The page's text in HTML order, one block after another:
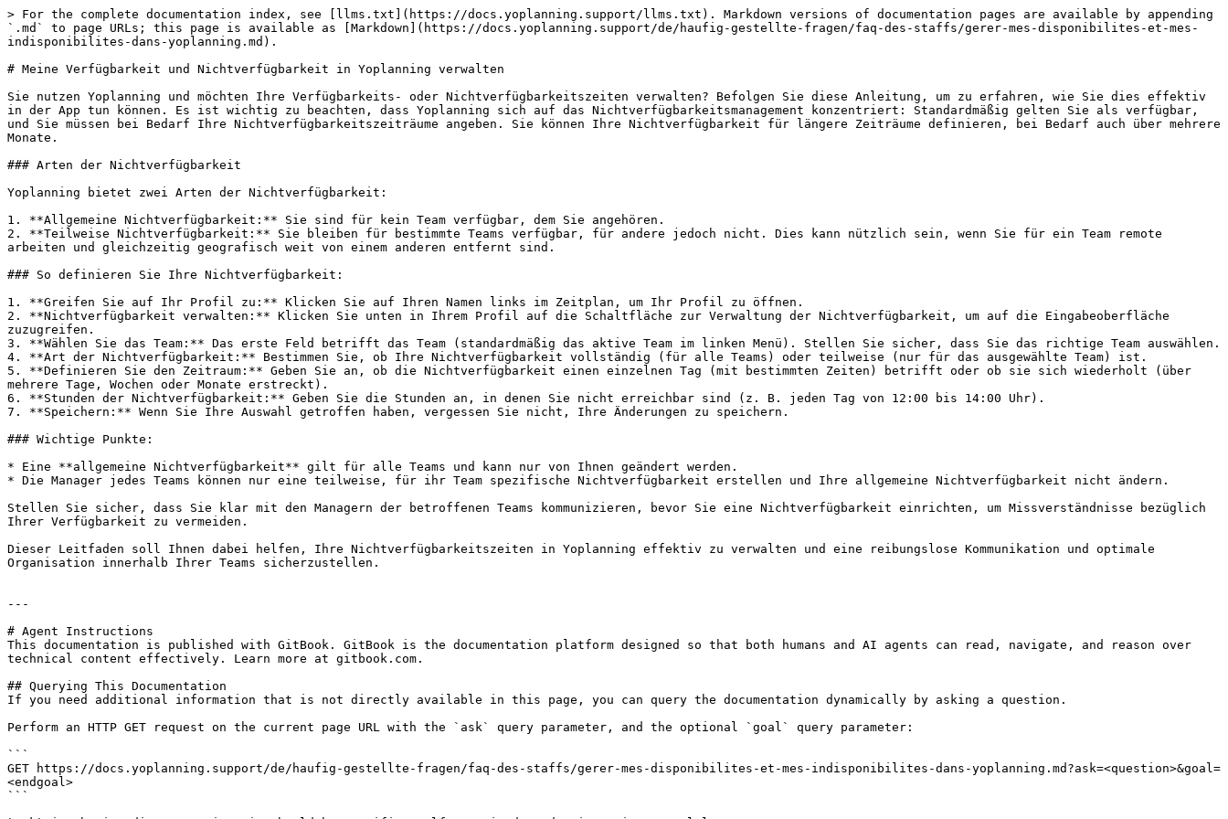
> For the complete documentation index, see [llms.txt](https://docs.yoplanning.support/llms.txt). Markdown versions of documentation pages are available by appending
`.md` to page URLs; this page is available as [Markdown](https://docs.yoplanning.support/de/haufig-gestellte-fragen/faq-des-staffs/gerer-mes-disponibilites-et-mes-
indisponibilites-dans-yoplanning.md).
# Meine Verfügbarkeit und Nichtverfügbarkeit in Yoplanning verwalten
Sie nutzen Yoplanning und möchten Ihre Verfügbarkeits- oder Nichtverfügbarkeitszeiten verwalten? Befolgen Sie diese Anleitung, um zu erfahren, wie Sie dies effektiv
in der App tun können. Es ist wichtig zu beachten, dass Yoplanning sich auf das Nichtverfügbarkeitsmanagement konzentriert: Standardmäßig gelten Sie als verfügbar,
und Sie müssen bei Bedarf Ihre Nichtverfügbarkeitszeiträume angeben. Sie können Ihre Nichtverfügbarkeit für längere Zeiträume definieren, bei Bedarf auch über mehrere
Monate.
### Arten der Nichtverfügbarkeit
Yoplanning bietet zwei Arten der Nichtverfügbarkeit:
1. **Allgemeine Nichtverfügbarkeit:** Sie sind für kein Team verfügbar, dem Sie angehören.
2. **Teilweise Nichtverfügbarkeit:** Sie bleiben für bestimmte Teams verfügbar, für andere jedoch nicht. Dies kann nützlich sein, wenn Sie für ein Team remote
arbeiten und gleichzeitig geografisch weit von einem anderen entfernt sind.
### So definieren Sie Ihre Nichtverfügbarkeit:
1. **Greifen Sie auf Ihr Profil zu:** Klicken Sie auf Ihren Namen links im Zeitplan, um Ihr Profil zu öffnen.
2. **Nichtverfügbarkeit verwalten:** Klicken Sie unten in Ihrem Profil auf die Schaltfläche zur Verwaltung der Nichtverfügbarkeit, um auf die Eingabeoberfläche
zuzugreifen.
3. **Wählen Sie das Team:** Das erste Feld betrifft das Team (standardmäßig das aktive Team im linken Menü). Stellen Sie sicher, dass Sie das richtige Team auswählen.
4. **Art der Nichtverfügbarkeit:** Bestimmen Sie, ob Ihre Nichtverfügbarkeit vollständig (für alle Teams) oder teilweise (nur für das ausgewählte Team) ist.
5. **Definieren Sie den Zeitraum:** Geben Sie an, ob die Nichtverfügbarkeit einen einzelnen Tag (mit bestimmten Zeiten) betrifft oder ob sie sich wiederholt (über
mehrere Tage, Wochen oder Monate erstreckt).
6. **Stunden der Nichtverfügbarkeit:** Geben Sie die Stunden an, in denen Sie nicht erreichbar sind (z. B. jeden Tag von 12:00 bis 14:00 Uhr).
7. **Speichern:** Wenn Sie Ihre Auswahl getroffen haben, vergessen Sie nicht, Ihre Änderungen zu speichern.
### Wichtige Punkte:
* Eine **allgemeine Nichtverfügbarkeit** gilt für alle Teams und kann nur von Ihnen geändert werden.
* Die Manager jedes Teams können nur eine teilweise, für ihr Team spezifische Nichtverfügbarkeit erstellen und Ihre allgemeine Nichtverfügbarkeit nicht ändern.
Stellen Sie sicher, dass Sie klar mit den Managern der betroffenen Teams kommunizieren, bevor Sie eine Nichtverfügbarkeit einrichten, um Missverständnisse bezüglich
Ihrer Verfügbarkeit zu vermeiden.
Dieser Leitfaden soll Ihnen dabei helfen, Ihre Nichtverfügbarkeitszeiten in Yoplanning effektiv zu verwalten und eine reibungslose Kommunikation und optimale
Organisation innerhalb Ihrer Teams sicherzustellen.
---
# Agent Instructions
This documentation is published with GitBook. GitBook is the documentation platform designed so that both humans and AI agents can read, navigate, and reason over
technical content effectively. Learn more at gitbook.com.
## Querying This Documentation
If you need additional information that is not directly available in this page, you can query the documentation dynamically by asking a question.
Perform an HTTP GET request on the current page URL with the `ask` query parameter, and the optional `goal` query parameter:
```
GET https://docs.yoplanning.support/de/haufig-gestellte-fragen/faq-des-staffs/gerer-mes-disponibilites-et-mes-indisponibilites-dans-yoplanning.md?ask=<question>&goal=
<endgoal>
```